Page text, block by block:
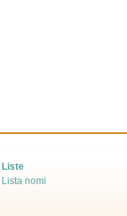
Liste
Lista nomi